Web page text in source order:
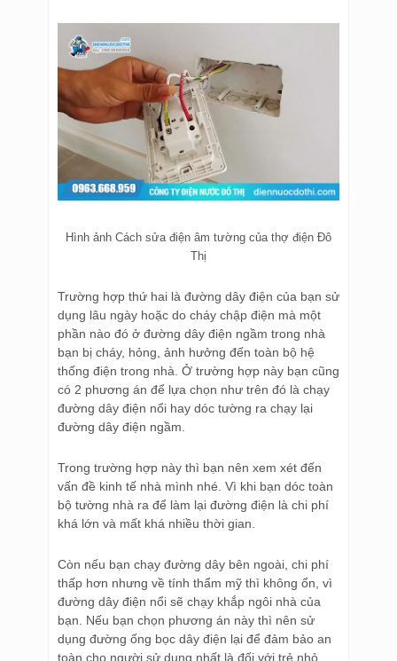
Hình ảnh Cách sửa điện âm tường của thợ điện Đô
Thị
Trường hợp thứ hai là đường dây điện của bạn sử
dụng lâu ngày hoặc do cháy chập điện mà một
phần nào đó ở đường dây điện ngầm trong nhà
bạn bị cháy, hỏng, ảnh hưởng đến toàn bộ hệ
thống điện trong nhà. Ở trường hợp này bạn cũng
có 2 phương án để lựa chọn như trên đó là chạy
đường dây điện nổi hay dóc tường ra chạy lại
đường dây điện ngầm.
Trong trường hợp này thì bạn nên xem xét đến
vấn đề kinh tế nhà mình nhé. Vì khi bạn dóc toàn
bộ tường nhà ra để làm lại đường điện là chi phí
khá lớn và mất khá nhiều thời gian.
Còn nếu bạn chạy đường dây bên ngoài, chi phí
thấp hơn nhưng về tính thẩm mỹ thì không ổn, vì
đường dây điện nổi sẽ chạy khắp ngôi nhà của
bạn. Nếu bạn chọn phương án này thì nên sử
dụng đường ống bọc dây điện lại để đảm bảo an
toàn cho người sử dụng nhất là đối với trẻ nhỏ